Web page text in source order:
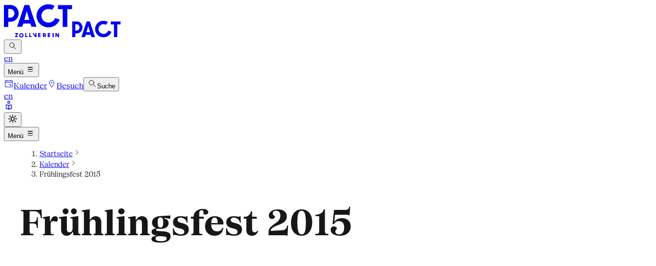
en
Menü
Kalender Besuch Suche
en
Menü
Startseite
Kalender
Frühlingsfest 2015
Frühlingsfest 2015